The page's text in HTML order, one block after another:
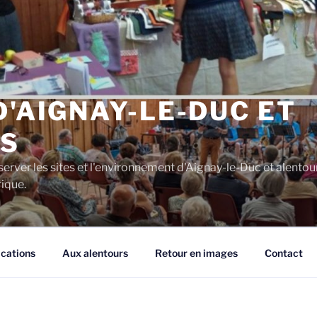
LE-DUC ET
les sites et l'environnement d'Aignay-le-Duc et
Aux alentours Retour en images Contact